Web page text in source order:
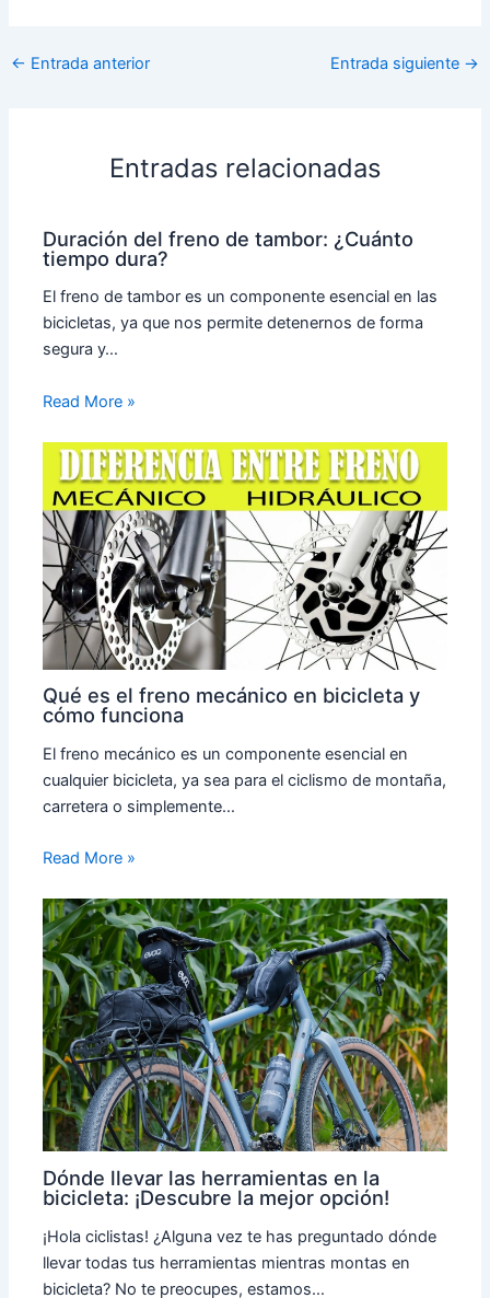
← Entrada anterior Entrada siguiente →
Entradas relacionadas
Duración del freno de tambor: ¿Cuánto
tiempo dura?
El freno de tambor es un componente esencial en las
bicicletas, ya que nos permite detenernos de forma
segura y…
Read More »
Qué es el freno mecánico en bicicleta y
cómo funciona
El freno mecánico es un componente esencial en
cualquier bicicleta, ya sea para el ciclismo de montaña,
carretera o simplemente…
Read More »
Dónde llevar las herramientas en la
bicicleta: ¡Descubre la mejor opción!
¡Hola ciclistas! ¿Alguna vez te has preguntado dónde
llevar todas tus herramientas mientras montas en
bicicleta? No te preocupes, estamos…